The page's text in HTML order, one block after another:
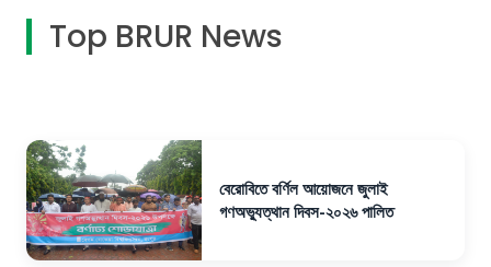
Top BRUR News
বেরোবিতে বর্ণিল আয়োজনে জুলাই
গণঅভ্যুত্থান দিবস-২০২৬ পালিত